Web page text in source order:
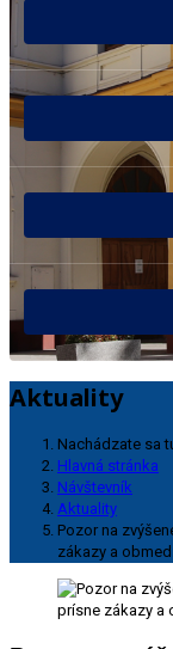
Aktuality
Nachádzate sa
Hlavná stránka
Návštevník
Aktuality
Pozor na
zákazy a